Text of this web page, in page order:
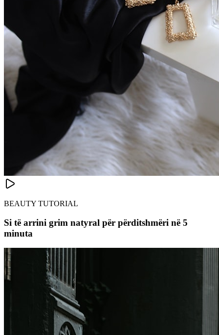
BEAUTY TUTORIAL
Si të arrini grim natyral për përditshmëri në 5
minuta